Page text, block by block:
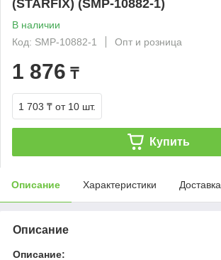
(STARFIX) (SMP-10882-1)
В наличии
Код: SMP-10882-1
Опт и розница
1 876 ₸
1 703 ₸ от 10 шт.
Купить
Описание Характеристики Доставка
Описание
Описание: